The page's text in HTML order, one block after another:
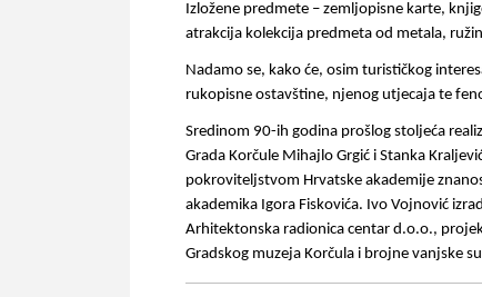
Izložene predmete – zemljopisne karte,
atrakcija kolekcija predmeta od metala,
Nadamo se, kako će, osim turističkog
rukopisne ostavštine, njenog utjecaja te
Sredinom 90-ih godina prošlog stoljeća
Grada Korčule Mihajlo Grgić i Stanka
pokroviteljstvom Hrvatske akademije
akademika Igora Fiskovića. Ivo Vojnović
Arhitektonska radionica centar d.o.o.,
Gradskog muzeja Korčula i brojne vanjske